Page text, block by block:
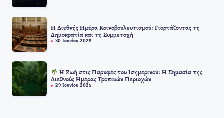
Η Διεθνής Ημέρα Κοινοβουλευτισμού: Γιορτάζοντας τη
Δημοκρατία και τη Συμμετοχή
30 Ιουνίου 2025
Η Ζωή στις Παρυφές του Ισημερινού: Η Σημασία της
Διεθνούς Ημέρας Τροπικών Περιοχών
29 Ιουνίου 2025